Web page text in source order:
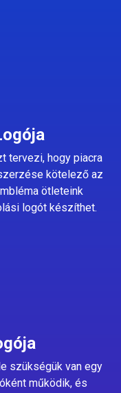
tervezi, hogy piacra
kötelező az
ötleteink
logót készíthet.
szükségük van egy
működik, és